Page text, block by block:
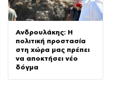
Ανδρουλάκης: Η
πολιτική προστασία
στη χώρα μας πρέπει
να αποκτήσει νέο
δόγμα